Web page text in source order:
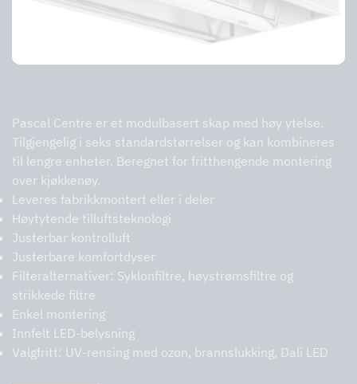
Pascal Centre er et modulbasert skap med høy ytelse.
Tilgjengelig i seks standardstørrelser og kan kombineres
til lengre enheter. Beregnet for fritthengende montering
over kjøkkenøy.
Leveres fabrikkmontert eller i deler
Høytytende tilluftsteknologi
Justerbar kontrolluft
Justerbare komfortdyser
Filteralternativer: Syklonfiltre, høystrømsfiltre og
strikkede filtre
Enkel montering
Innfelt LED-belysning
Valgfritt: UV-rensing med ozon, brannslukking, Dali LED